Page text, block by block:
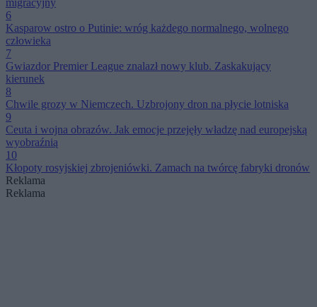
6
Kasparow ostro o Putinie: wróg każdego normalnego, wolnego
człowieka
7
Gwiazdor Premier League znalazł nowy klub. Zaskakujący
kierunek
8
Chwile grozy w Niemczech. Uzbrojony dron na płycie lotniska
9
Ceuta i wojna obrazów. Jak emocje przejęły władzę nad europejską
wyobraźnią
10
Kłopoty rosyjskiej zbrojeniówki. Zamach na twórcę fabryki dronów
Reklama
Reklama